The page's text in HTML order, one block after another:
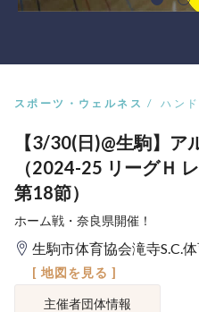
スポーツ・ウェルネス ハン
【3/30(日)@生駒】
（2024-25 リーグＨ
第18節）
ホーム戦・奈良県開催！
生駒市体育協会滝寺S.C.
[ 地図を見る ]
主催者団体情報